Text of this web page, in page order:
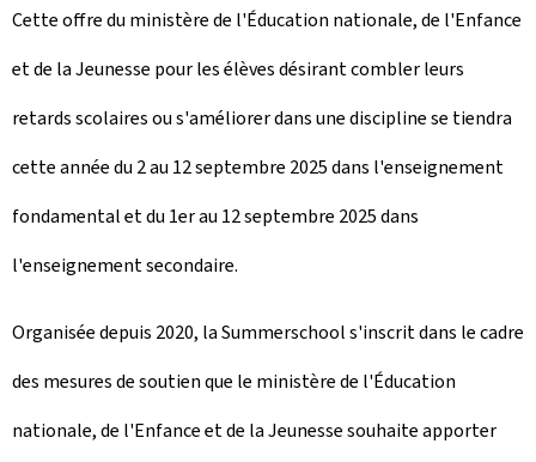
e
Cette offre du ministère de l'Éducation nationale, de l'Enfance
et de la Jeunesse pour les élèves désirant combler leurs
retards scolaires ou s'améliorer dans une discipline se tiendra
cette année du 2 au 12 septembre 2025 dans l'enseignement
fondamental et du 1er au 12 septembre 2025 dans
l'enseignement secondaire.
Organisée depuis 2020, laSummerschools'inscrit dans le cadre
des mesures de soutien que le ministère de l'Éducation
nationale, de l'Enfance et de la Jeunesse souhaite apporter